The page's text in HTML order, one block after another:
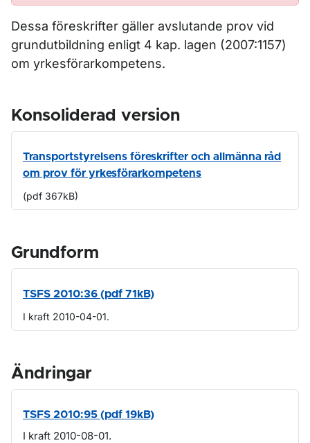
Dessa föreskrifter gäller avslutande prov vid
grundutbildning enligt 4 kap. lagen (2007:1157)
om yrkesförarkompetens.
Konsoliderad version
Transportstyrelsens föreskrifter och allmänna råd
om prov för yrkesförarkompetens
(pdf 367kB)
Grundform
TSFS 2010:36 (pdf 71kB)
I kraft 2010-04-01.
Ändringar
TSFS 2010:95 (pdf 19kB)
I kraft 2010-08-01.